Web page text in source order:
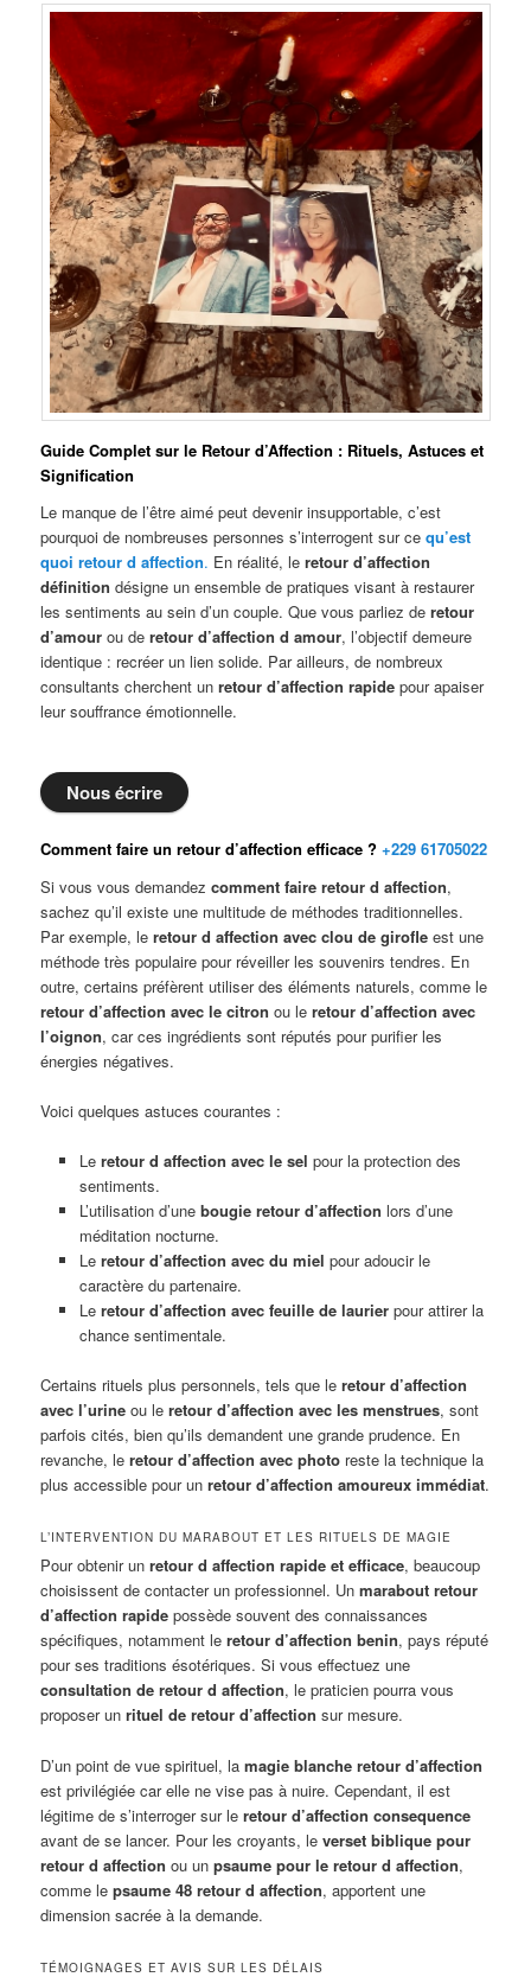
Guide Complet sur le Retour d’Affection : Rituels, Astuces et
Signification
Le manque de l’être aimé peut devenir insupportable, c’est
pourquoi de nombreuses personnes s’interrogent sur cequ’est
quoi retour d affection. En réalité, leretour d’affection
définition désigne un ensemble de pratiques visant à restaurer
les sentiments au sein d’un couple. Que vous parliez deretour
d’amour ou deretour d’affection d amour, l’objectif demeure
identique : recréer un lien solide. Par ailleurs, de nombreux
consultants cherchent unretour d’affection rapide pour apaiser
leur souffrance émotionnelle.
Nous écrire
Comment faire un retour d’affection efficace ?+229 61705022
Si vous vous demandezcomment faire retour d affection,
sachez qu’il existe une multitude de méthodes traditionnelles.
Par exemple, leretour d affection avec clou de girofle est une
méthode très populaire pour réveiller les souvenirs tendres. En
outre, certains préfèrent utiliser des éléments naturels, comme le
retour d’affection avec le citron ou leretour d’affection avec
l’oignon, car ces ingrédients sont réputés pour purifier les
énergies négatives.
Voici quelques astuces courantes :
Le retour d affection avec le sel pour la protection des
sentiments.
L’utilisation d’une bougie retour d’affection lors d’une
méditation nocturne.
Le retour d’affection avec du miel pour adoucir le
caractère du partenaire.
Le retour d’affection avec feuille de laurierpour attirer la
chance sentimentale.
Certains rituels plus personnels, tels que leretour d’affection
avec l’urine ou leretour d’affection avec les menstrues, sont
parfois cités, bien qu’ils demandent une grande prudence. En
revanche, leretour d’affection avec photo reste la technique la
plus accessible pour unretour d’affection amoureux immédiat.
L’INTERVENTION DU MARABOUT ET LES RITUELS DE MAGIE
Pour obtenir unretour d affection rapide et efficace, beaucoup
choisissent de contacter un professionnel. Unmarabout retour
d’affection rapide possède souvent des connaissances
spécifiques, notamment leretour d’affection benin, pays réputé
pour ses traditions ésotériques. Si vous effectuez une
consultation de retour d affection, le praticien pourra vous
proposer unrituel de retour d’affection sur mesure.
D’un point de vue spirituel, lamagie blanche retour d’affection
est privilégiée car elle ne vise pas à nuire. Cependant, il est
légitime de s’interroger sur leretour d’affection consequence
avant de se lancer. Pour les croyants, leverset biblique pour
retour d affection ou unpsaume pour le retour d affection,
comme lepsaume 48 retour d affection, apportent une
dimension sacrée à la demande.
TÉMOIGNAGES ET AVIS SUR LES DÉLAIS